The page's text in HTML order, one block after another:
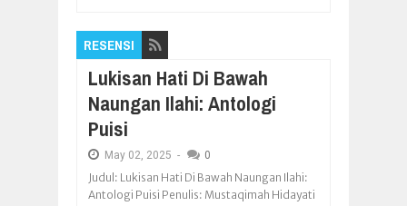
RESENSI
Lukisan Hati Di Bawah
Naungan Ilahi: Antologi
Puisi
May 02, 2025 - 0
Judul: Lukisan Hati Di Bawah Naungan Ilahi:
Antologi Puisi Penulis: Mustaqimah Hidayati